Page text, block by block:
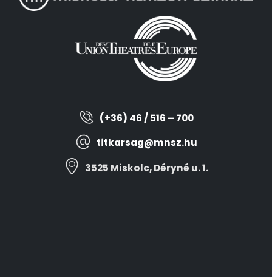
(+36) 46 / 516 – 700
titkarsag@mnsz.hu
3525 Miskolc, Déryné u. 1.